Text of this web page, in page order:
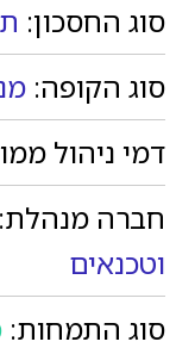
סוג החסכון:
סוג הקופה:
דמי ניהול
חברה מנהלת:
וטכנאים
סוג התמחות: